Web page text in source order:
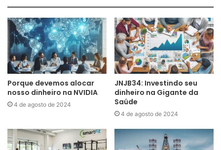
Porque devemos alocar
nosso dinheiro na NVIDIA
4 de agosto de 2024
JNJB34: Investindo seu
dinheiro na Gigante da
Saúde
4 de agosto de 2024